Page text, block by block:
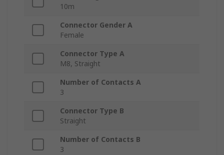
10m
Connector Gender A
Female
Connector Type A
M8, Straight
Number of Contacts A
3
Connector Type B
Straight
Number of Contacts B
3